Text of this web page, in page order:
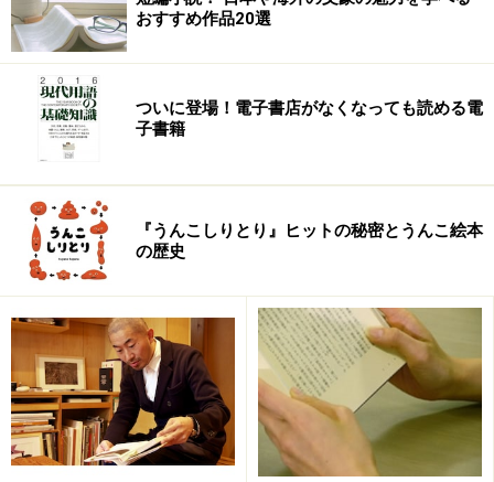
スタルジックの魔術師」と表現されているが、この設定
だけで、多くの人の懐かしさのツボにハマるのではない
だろうか。
■ひとつの季節が終る予感の中で、主人公が胸に秘めた
「賭け」は成就するのか？
さて、物語は、高校３年生の貴子が、この歩行祭でして
いるひとつの「賭け」をめぐって展開する。
貴子は、この一昼夜の間に、ある人物に、あることをし
ようとしていた。
対象となっている人物とは、同級生の融である。彼に、
もし、一言でも話しかけることができれたなら・・・
「三年間秘めた恋の告白――のようにも思えるが、事情
おすすめ作品20選
ついに登場！電子書店がなくなっても読める電
子書籍
『うんこしりとり』ヒットの秘密とうんこ絵本
の歴史